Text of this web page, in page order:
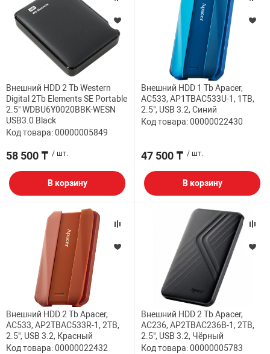
Внешний HDD 2 Tb Western
Digital 2Tb Elements SE Portable
2.5" WDBU6Y0020BBK-WESN
USB3.0 Black
Код товара: 00000005849
58 500 ₸ / шт.
В корзину
Внешний HDD 1 Tb Apacer,
AC533, AP1TBAC533U-1, 1TB,
2.5", USB 3.2, Синий
Код товара: 00000022430
47 500 ₸ / шт.
В корзину
Внешний HDD 2 Tb Apacer,
AC533, AP2TBAC533R-1, 2TB,
2.5", USB 3.2, Красный
Код товара: 00000022432
Внешний HDD 2 Tb Apacer,
AC236, AP2TBAC236B-1, 2TB,
2.5", USB 3.2, Чёрный
Код товара: 00000005783